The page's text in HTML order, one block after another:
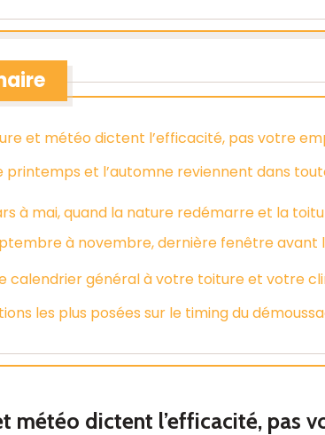
et météo dictent l’efficacité, pas votre
printemps et l’automne reviennent dans
à mai, quand la nature redémarre et la
à novembre, dernière fenêtre avant
calendrier général à votre toiture et votre
les plus posées sur le timing du
météo dictent l’efficacité, pas